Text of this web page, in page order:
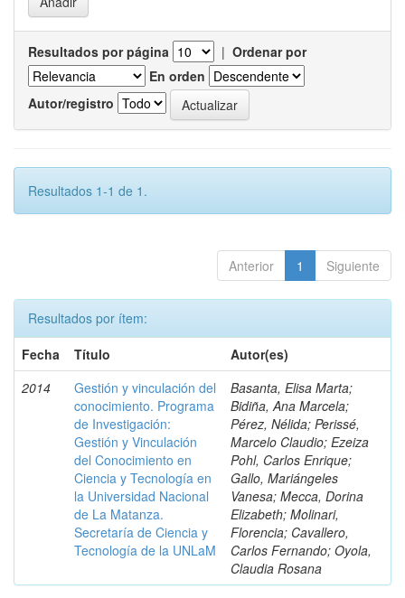
Resultados por página | Ordenar por
En orden
Autor/registro
Resultados 1-1 de 1.
Anterior 1 Siguiente
Resultados por ítem:
Fecha
Título
Autor(es)
2014
Gestión y vinculación del
conocimiento. Programa
de Investigación:
Gestión y Vinculación
del Conocimiento en
Ciencia y Tecnología en
la Universidad Nacional
de La Matanza.
Secretaría de Ciencia y
Tecnología de la UNLaM
Basanta, Elisa Marta;
Bidiña, Ana Marcela;
Pérez, Nélida; Perissé,
Marcelo Claudio; Ezeiza
Pohl, Carlos Enrique;
Gallo, Mariángeles
Vanesa; Mecca, Dorina
Elizabeth; Molinari,
Florencia; Cavallero,
Carlos Fernando; Oyola,
Claudia Rosana